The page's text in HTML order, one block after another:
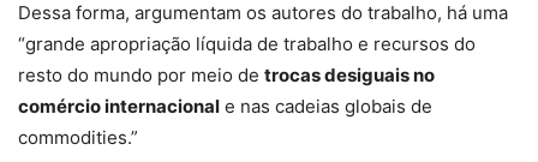
Dessa forma, argumentam os autores do trabalho, há uma
“grande apropriação líquida de trabalho e recursos do
resto do mundo por meio de trocas desiguais no
comércio internacional e nas cadeias globais de
commodities.”